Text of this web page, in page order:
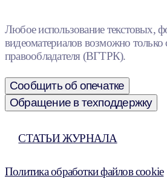
Любое использование текстовых,
видеоматериалов возможно только
правообладателя (ВГТРК).
Сообщить об опечатке
Обращение в техподдержку
СТАТЬИ ЖУРНАЛА
Политика обработки файлов cookie